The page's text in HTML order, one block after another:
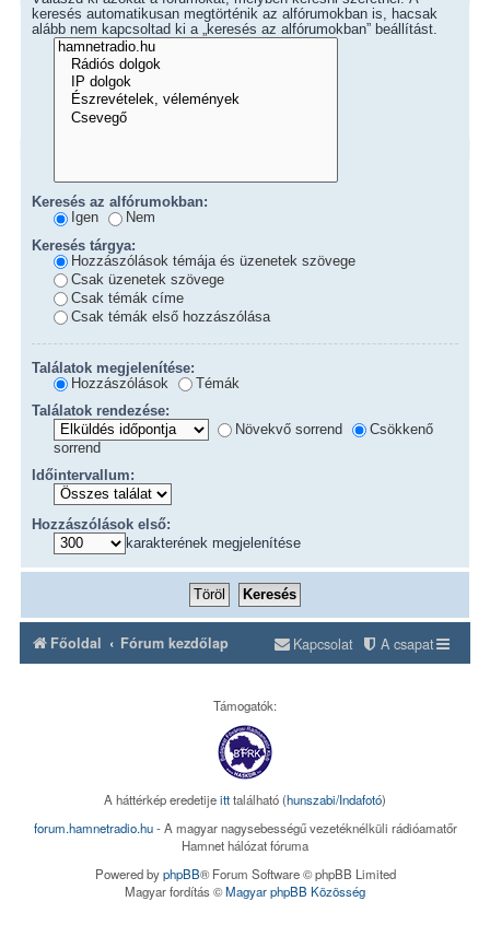
keresés automatikusan megtörténik az alfórumokban is, hacsak
alább nem kapcsoltad ki a „keresés az alfórumokban” beállítást.
Keresés az alfórumokban:
Igen
Nem
Keresés tárgya:
Hozzászólások témája és üzenetek szövege
Csak üzenetek szövege
Csak témák címe
Csak témák első hozzászólása
Találatok megjelenítése:
Hozzászólások
Témák
Találatok rendezése:
Növekvő sorrend
Csökkenő
sorrend
Időintervallum:
Hozzászólások első:
karakterének megjelenítése
Főoldal Fórum kezdőlap A csapat
Kapcsolat
Támogatók:
A háttérkép eredetijeitttalálható (hunszabi/Indafotó)
forum.hamnetradio.hu- A magyar nagysebességű vezetéknélküli rádióamatőr
Hamnet hálózat fóruma
Powered byphpBB® Forum Software © phpBB Limited
Magyar fordítás ©Magyar phpBB Közösség